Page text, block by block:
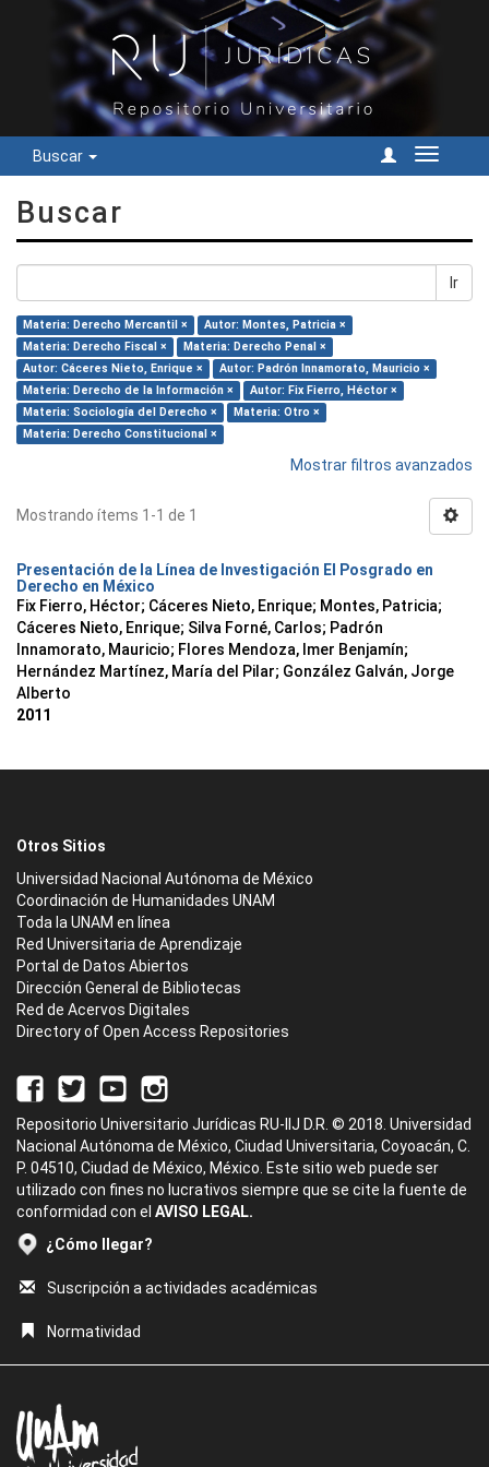
Buscar
Cambiar
Buscar
Ir
Materia: Derecho Mercantil ×
Autor: Montes, Patricia ×
Materia: Derecho Fiscal ×
Materia: Derecho Penal ×
Autor: Cáceres Nieto, Enrique ×
Autor: Padrón Innamorato, Mauricio ×
Materia: Derecho de la Información ×
Autor: Fix Fierro, Héctor ×
Materia: Sociología del Derecho ×
Materia: Otro ×
Materia: Derecho Constitucional ×
Mostrar filtros avanzados
Mostrando ítems 1-1 de 1
Presentación de la Línea de Investigación El Posgrado en
Derecho en México
Fix Fierro, Héctor; Cáceres Nieto, Enrique; Montes, Patricia;
Cáceres Nieto, Enrique; Silva Forné, Carlos; Padrón
Innamorato, Mauricio; Flores Mendoza, Imer Benjamín;
Hernández Martínez, María del Pilar; González Galván, Jorge
Alberto
2011
Otros Sitios
Universidad Nacional Autónoma de México
Coordinación de Humanidades UNAM
Toda la UNAM en línea
Red Universitaria de Aprendizaje
Portal de Datos Abiertos
Dirección General de Bibliotecas
Red de Acervos Digitales
Directory of Open Access Repositories
Repositorio Universitario Jurídicas RU-IIJ D.R. © 2018. Universidad
Nacional Autónoma de México, Ciudad Universitaria, Coyoacán, C.
P. 04510, Ciudad de México, México. Este sitio web puede ser
utilizado con fines no lucrativos siempre que se cite la fuente de
conformidad con el AVISO LEGAL.
¿Cómo llegar?
Suscripción a actividades académicas
Normatividad